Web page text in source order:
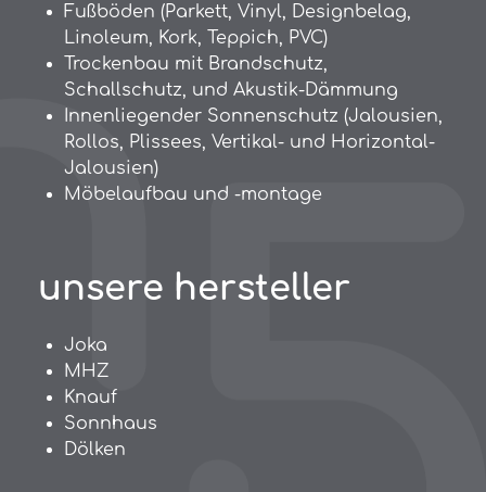
Fußböden (Parkett, Vinyl, Designbelag,
Linoleum, Kork, Teppich, PVC)
Trockenbau mit Brandschutz,
Schallschutz, und Akustik-Dämmung
Innenliegender Sonnenschutz (Jalousien,
Rollos, Plissees, Vertikal- und Horizontal-
Jalousien)
Möbelaufbau und -montage
unsere hersteller
Joka
MHZ
Knauf
Sonnhaus
Dölken